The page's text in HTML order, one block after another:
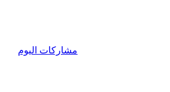
مشاركات اليوم